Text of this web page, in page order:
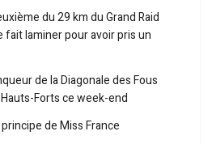
du 29 km du Grand Raid
fait laminer pour avoir pris un
de la Diagonale des Fous
Forts ce week-end
de Miss France